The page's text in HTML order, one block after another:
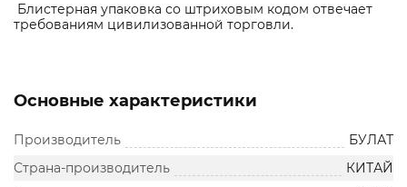
Блистерная упаковка со штриховым кодом отвечает
требованиям цивилизованной торговли.
Основные характеристики
Производитель
БУЛАТ
Страна-производитель
КИТАЙ